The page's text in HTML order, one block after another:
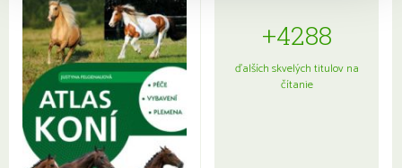
+4288
ďalších skvelých titulov na
čítanie